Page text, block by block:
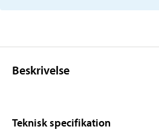
Beskrivelse
Teknisk specifikation